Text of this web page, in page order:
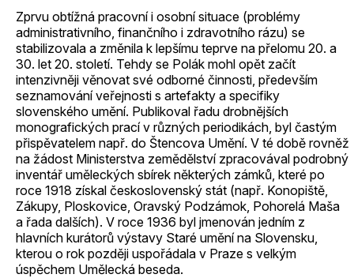
Zprvu obtížná pracovní i osobní situace (problémy
administrativního, finančního i zdravotního rázu) se
stabilizovala a změnila k lepšímu teprve na přelomu 20. a
30. let 20. století. Tehdy se Polák mohl opět začít
intenzivněji věnovat své odborné činnosti, především
seznamování veřejnosti s artefakty a specifiky
slovenského umění. Publikoval řadu drobnějších
monografických prací v různých periodikách, byl častým
přispěvatelem např. do Štencova Umění. V té době rovněž
na žádost Ministerstva zemědělství zpracovával podrobný
inventář uměleckých sbírek některých zámků, které po
roce 1918 získal československý stát (např. Konopiště,
Zákupy, Ploskovice, Oravský Podzámok, Pohorelá Maša
a řada dalších). V roce 1936 byl jmenován jedním z
hlavních kurátorů výstavy Staré umění na Slovensku,
kterou o rok později uspořádala v Praze s velkým
úspěchem Umělecká beseda.